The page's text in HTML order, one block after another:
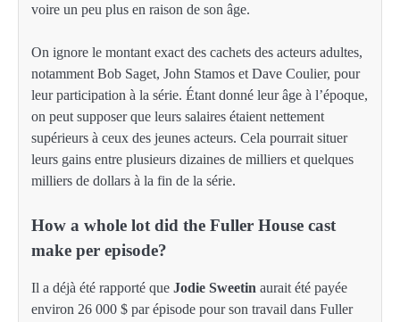
voire un peu plus en raison de son âge.
On ignore le montant exact des cachets des acteurs adultes,
notamment Bob Saget, John Stamos et Dave Coulier, pour
leur participation à la série. Étant donné leur âge à l’époque,
on peut supposer que leurs salaires étaient nettement
supérieurs à ceux des jeunes acteurs. Cela pourrait situer
leurs gains entre plusieurs dizaines de milliers et quelques
milliers de dollars à la fin de la série.
How a whole lot did the Fuller House cast
make per episode?
Il a déjà été rapporté que Jodie Sweetin aurait été payée
environ 26 000 $ par épisode pour son travail dans Fuller